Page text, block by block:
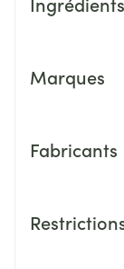
Marques
Fabricants